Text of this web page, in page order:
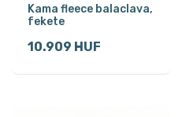
Kama fleece balaclava,
fekete
10.909 HUF